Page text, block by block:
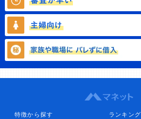
特徴から探す
ランキング